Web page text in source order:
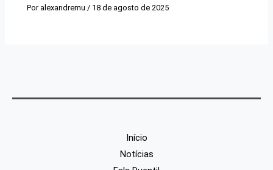
Por alexandremu / 18 de agosto de 2025
Início
Notícias